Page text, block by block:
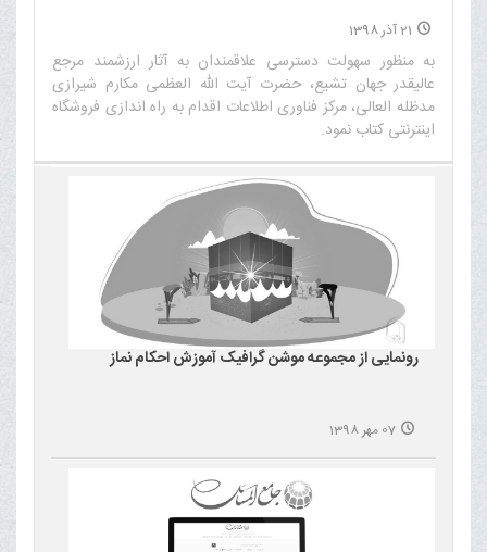
21 آذر 1398
به منظور سهولت دسترسی علاقمندان به آثار ارزشمند مرجع
عالیقدر جهان تشیع، حضرت آیت الله العظمی مکارم شیرازی
مدظله العالی، مرکز فناوری اطلاعات اقدام به راه اندازی فروشگاه
اینترنتی کتاب نمود.‌
رونمایی از مجموعه موشن گرافیک آموزش احکام نماز
07 مهر 1398